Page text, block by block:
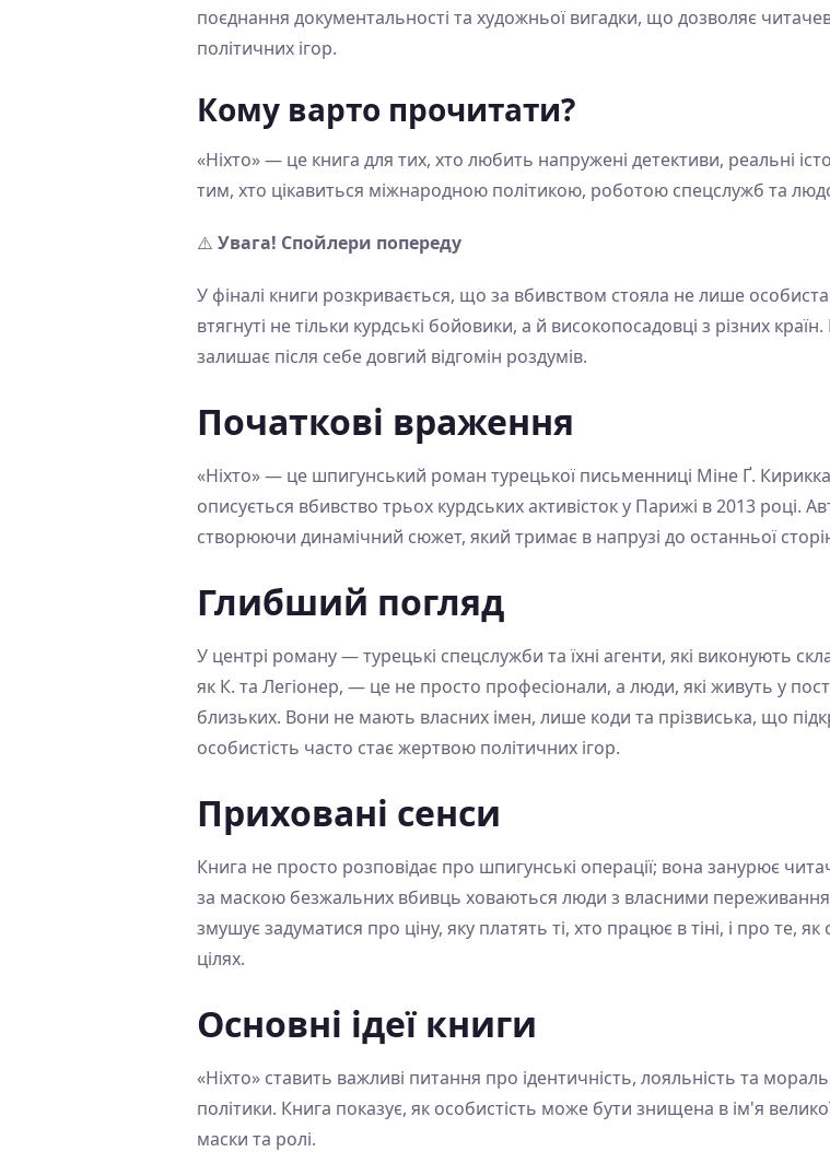
поєднання документальності та художньої вигадки, що дозволяє
політичних ігор.
Кому варто прочитати?
«Ніхто» — це книга для тих, хто любить напружені детективи, реальні
тим, хто цікавиться міжнародною політикою, роботою спецслужб та
⚠️ Увага! Спойлери попереду
У фіналі книги розкривається, що за вбивством стояла не лише
втягнуті не тільки курдські бойовики, а й високопосадовці з різних
залишає після себе довгий відгомін роздумів.
Початкові враження
«Ніхто» — це шпигунський роман турецької письменниці Міне Ґ.
описується вбивство трьох курдських активісток у Парижі в 2013 році.
створюючи динамічний сюжет, який тримає в напрузі до останньої
Глибший погляд
У центрі роману — турецькі спецслужби та їхні агенти, які виконують
як К. та Легіонер, — це не просто професіонали, а люди, які живуть у
близьких. Вони не мають власних імен, лише коди та прізвиська, що
особистість часто стає жертвою політичних ігор.
Приховані сенси
Книга не просто розповідає про шпигунські операції; вона занурює
за маскою безжальних вбивць ховаються люди з власними
змушує задуматися про ціну, яку платять ті, хто працює в тіні, і про те,
цілях.
Основні ідеї книги
«Ніхто» ставить важливі питання про ідентичність, лояльність та
політики. Книга показує, як особистість може бути знищена в ім'я
маски та ролі.